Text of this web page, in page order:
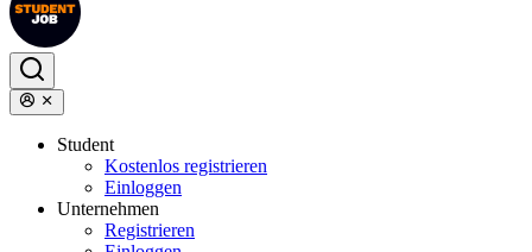
Student
Kostenlos registrieren
Einloggen
Unternehmen
Registrieren